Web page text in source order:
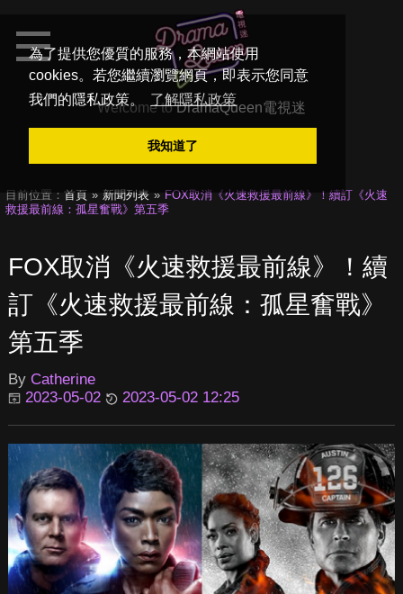
為了提供您優質的服務，本網站使用
cookies。若您繼續瀏覽網頁，即表示您同意
我們的隱私政策。
了解隱私政策
我知道了
Welcome toDramaQueen電視迷
目前位置： 首頁 新聞列表
FOX取消《火速救援最前線》！續訂《火速
救援最前線：孤星奮戰》第五季
FOX取消《火速救援最前線》！續
訂《火速救援最前線：孤星奮戰》
第五季
By Catherine
2023-05-02
2023-05-02 12:25